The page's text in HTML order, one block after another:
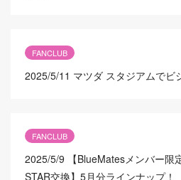
FANCLUB
2025/5/11 マツダ スタジアムでビ
FANCLUB
2025/5/9
【BlueMatesメンバー
STAR交換】5月分ラインナップ！